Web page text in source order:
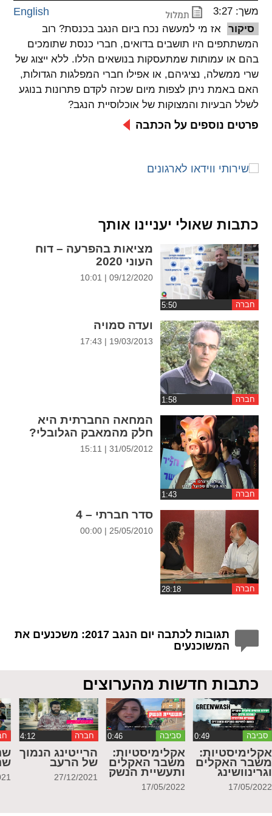
spellcheck
ניגודיות צבעים
brightness_high
brightness_low
cached
איפוס
כל
ההגדרות
flag
השארת
משוב
משך: 3:27 English
סיקור
אז מי למעשה נכח ביום הנגב בכנסת? רוב
המשתתפים היו תושבים בדואים, חברי כנסת שתומכים
בהם או עמותות שמתעסקות בנושאים הללו. ללא ייצוג של
שרי ממשלה, נציגיהם, או אפילו חברי המפלגות הגדולות,
האם באמת ניתן לצפות מיום שכזה לקדם פתרונות בנוגע
לשלל הבעיות והמצוקות של אוכלוסיית הנגב?
פרטים נוספים על הכתבה
כתבות שאולי יעניינו אותך
חברה
מציאות בהפרעה – דוח
העוני 2020
09/12/2020 | 10:01
חברה
ועדה סמויה
19/03/2013 | 17:43
חברה
המחאה החברתית היא
חלק מהמאבק הגלובלי?
31/05/2012 | 15:11
חברה
סדר חברתי – 4
25/05/2010 | 00:00
תגובות לכתבה יום הנגב 2017: משכנעים את
המשוכנעים
כתבות חדשות מהערוצים
סביבה
אקלימיסטיות:
משבר האקלים
וגרינוושינג
17/05/2022
סביבה ‏0:46
אקלימיסטיות:
משבר האקלים
ותעשיית הנשק
17/05/2022
חברה
הרייטינג הנמוך
של הרעב
27/12/2021